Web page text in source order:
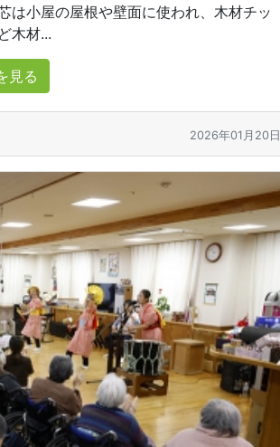
は小屋の屋根や壁面に使われ、木材チッ
木材...
見る
2026年01月20日